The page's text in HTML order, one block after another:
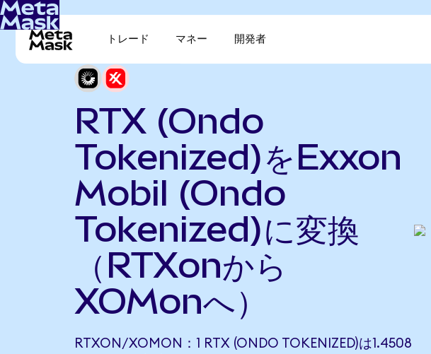
トレード マネー 開発者
RTX (Ondo
Tokenized)をExxon
Mobil (Ondo
Tokenized)に変換
（RTXonから
XOMonへ）
RTXON/XOMON：1 RTX (ONDO TOKENIZED)は1.4508